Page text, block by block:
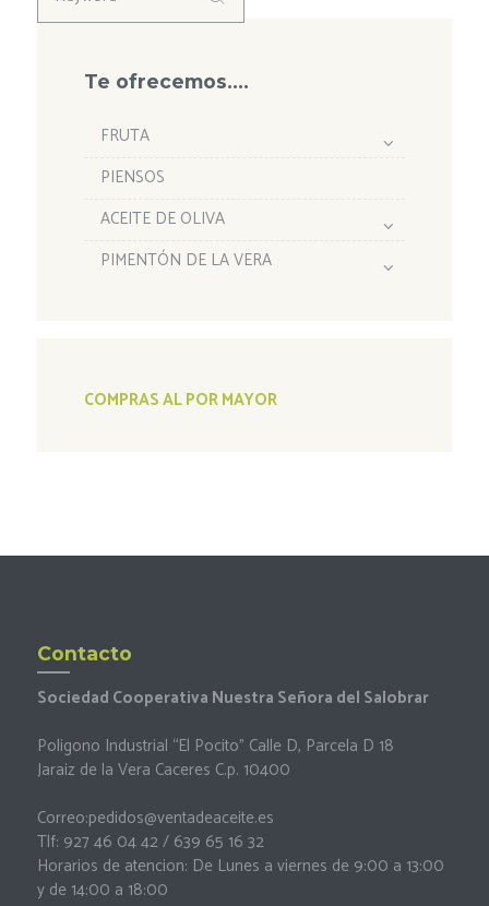
Te ofrecemos….
FRUTA
PIENSOS
ACEITE DE OLIVA
PIMENTÓN DE LA VERA
COMPRAS AL POR MAYOR
Contacto
Sociedad Cooperativa Nuestra Señora del Salobrar
Poligono Industrial “El Pocito” Calle D, Parcela D 18
Jaraiz de la Vera Caceres C.p. 10400
Correo:pedidos@ventadeaceite.es
Tlf: 927 46 04 42 / 639 65 16 32
Horarios de atencion: De Lunes a viernes de 9:00 a 13:00
y de 14:00 a 18:00